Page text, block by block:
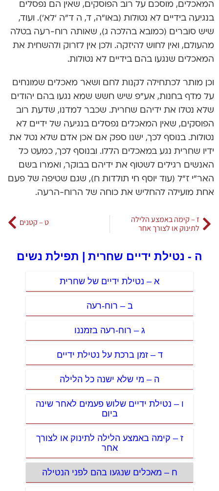
המאכלים, מוסכם על רוב הפוסקים, שאין הם נפסלים
בנגיעה בידיים לא נטולות (באו”ה, ד, ה ד”ה ‘לא’). ועוד,
שיש סוברים (כמובא בהלכה ג), שאותה רוח-רעה בטלה
מהעולם, ואין לחוש להיזקה. ולכן אין לזרוק ולהשחית את
המאכלים שנגעו בהם בידיים לא נטולות.
וכן מותר לכתחילה לקנות לחם ושאר מאכלים שמונחים
על מדף בחנות, אע”פ שיש חשש שמא נגעו בהם יהודים
שלא נטלו את ידיהם שחרית. שכבר למדנו, שדעת רוב
הפוסקים, שאין המאכלים נפסלים בנגיעה של ידיים לא
נטולות. בנוסף לכך, ישנו ספק אם אכן אדם שלא נטל את
ידיו שחרית נגע במאכלים הללו. ובנוסף לכך, כמעט כל
האנשים רגילים לשטוף את ידיהם בבוקר, ואמרו בשם
האר”י ז”ל (עוד יוסף חי תולדות ח), שגם שטיפה של פעם
אחת מועילה להחליש את כוחה של הרוח-הרעה.
ז – קימה באמצע הלילה
לתינוק או לצורך אחר
ט – קטנים
ה - נטילת ידיים שחרית | תפילת נשים
א – נטילת ידיים של שחרית
ב – רוח-רעה
ג – רוח-רעה בזמננו
ד – זמן ברכת על נטילת ידיים
ה – מי שלא ישנה כל הלילה
ו – נטילת ידיים שלוש פעמים לאחר שינה
ביום
ז – קימה באמצע הלילה לתינוק או לצורך
אחר
ח – מאכלים שנגעו בהם לפני הנטילה